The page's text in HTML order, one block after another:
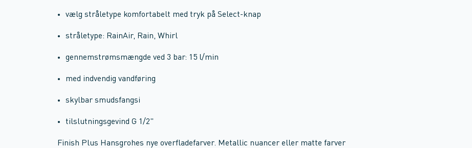
vælg stråletype komfortabelt med tryk på Select-knap
stråletype: RainAir, Rain, Whirl
gennemstrømsmængde ved 3 bar: 15 l/min
med indvendig vandføring
skylbar smudsfangsi
tilslutningsgevind G 1/2"
Finish Plus Hansgrohes nye overfladefarver. Metallic nuancer eller matte farver